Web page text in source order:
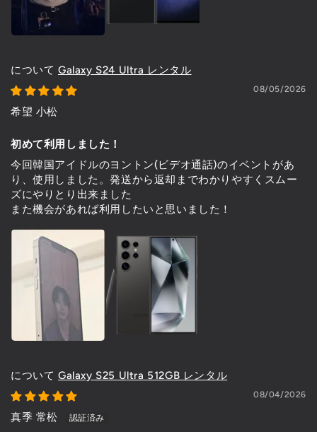
Galaxy S24 Ultra レンタル
08/05/2026
希望 小松
初めて利用しました！
今回韓国アイドルのヨントン(ビデオ通話)のイベントがあ
り、使用しました。発送から返却までわかりやすくスムー
ズにやりとり出来ました
また機会があれば利用したいと思いました！
Galaxy S25 Ultra 512GB レンタル
08/04/2026
真季 常松